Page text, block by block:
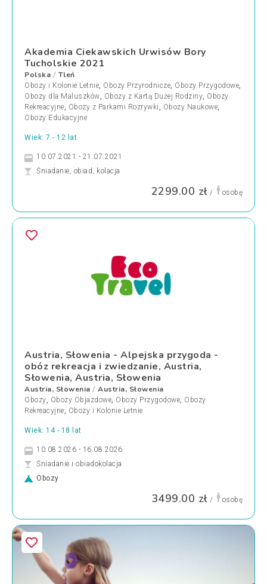
Akademia Ciekawskich Urwisów Bory
Tucholskie 2021
Polska / Tleń
Obozy i Kolonie Letnie, Obozy Przyrodnicze, Obozy Przygodowe,
Obozy dla Maluszków, Obozy z Kartą Dużej Rodziny, Obozy
Rekreacyjne, Obozy z Parkami Rozrywki , Obozy Naukowe,
Obozy Edukacyjne
Wiek: 7 - 12 lat
10.07.2021 - 21.07.2021
Śniadanie, obiad, kolacja
2299.00 zł / osobę
Austria, Słowenia - Alpejska przygoda -
obóz rekreacja i zwiedzanie, Austria,
Słowenia, Austria, Słowenia
Austria, Słowenia / Austria, Słowenia
Obozy, Obozy Objazdowe, Obozy Przygodowe, Obozy
Rekreacyjne, Obozy i Kolonie Letnie
Wiek: 14 - 18 lat
10.08.2026 - 16.08.2026
Śniadanie i obiadokolacja
Obozy
3499.00 zł / osobę